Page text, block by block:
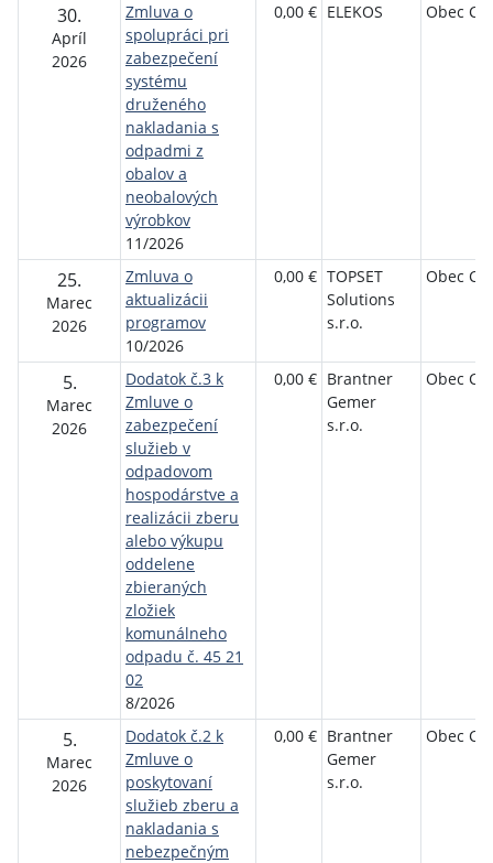
30.
Apríl
2026
Zmluva o
spolupráci pri
zabezpečení
systému
druženého
nakladania s
odpadmi z
obalov a
neobalových
výrobkov
11/2026
0,00 € ELEKOS Obec
25.
Marec
2026
Zmluva o
aktualizácii
programov
10/2026
0,00 € TOPSET
Solutions
s.r.o.
Obec
5.
Marec
2026
Dodatok č.3 k
Zmluve o
zabezpečení
služieb v
odpadovom
hospodárstve a
realizácii zberu
alebo výkupu
oddelene
zbieraných
zložiek
komunálneho
odpadu č. 45 21
02
8/2026
0,00 € Brantner
Gemer
s.r.o.
Obec
5.
Marec
2026
Dodatok č.2 k
Zmluve o
poskytovaní
služieb zberu a
nakladania s
nebezpečným
0,00 € Brantner
Gemer
s.r.o.
Obec